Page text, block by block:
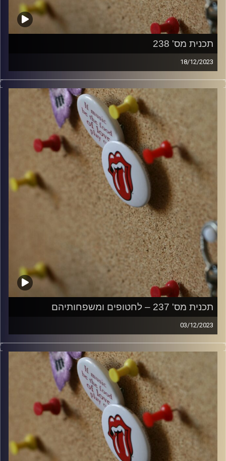
תכנית מס' 238
18/12/2023
קלאסיקות רוק עם אורן הוף.
קרדיט תמונות: włodi
תכנית מס' 237 – לחטופים ומשפחותיהם
03/12/2023
קלאסיקות רוק עם אורן הוף.
קרדיט תמונות: włodi